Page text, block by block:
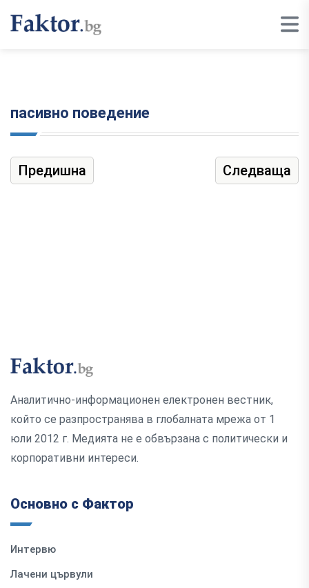
пасивно поведение
Предишна Следваща
Аналитично-информационен електронен вестник,
който се разпространява в глобалната мрежа от 1
юли 2012 г. Медията не е обвързана с политически и
корпоративни интереси.
Основно с Фактор
Интервю
Лачени цървули